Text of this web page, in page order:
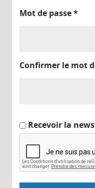
Mot de passe*
Confirmer le mot
Recevoir la